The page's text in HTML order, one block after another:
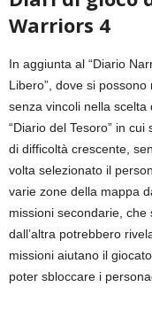
Warriors 4
In aggiunta al “Diario
Libero”, dove si
senza vincoli nella
“Diario del Tesoro” in
di difficoltà crescente,
volta selezionato il
varie zone della mappa
missioni secondarie, che
dall’altra potrebbero
missioni aiutano il
poter sbloccare i